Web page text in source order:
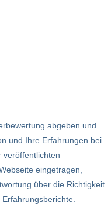
abgeben und
und Ihre Erfahrungen bei
veröffentlichten
eingetragen,
über die Richtigkeit